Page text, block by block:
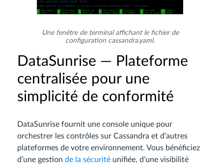
Une fenêtre de terminal affichant le fichier de
configuration cassandra.yaml.
DataSunrise — Plateforme
centralisée pour une
simplicité de conformité
DataSunrise fournit une console unique pour
orchestrer les contrôles sur Cassandra et d’autres
plateformes de votre environnement. Vous bénéficiez
d’une gestion de la sécurité unifiée, d’une visibilité